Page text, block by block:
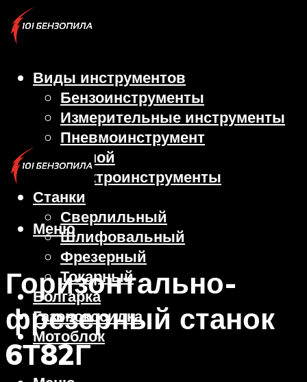
Виды инструментов
Бензоинструменты
Измерительные инструменты
Пневмоинструмент
Ручной
Электроинструменты
Станки
Сверлильный
Шлифовальный
Фрезерный
Токарный
Болгарка
Газонокосилка
Мотоблок
Меню
Горизонтально-
фрезерный станок
6Т82Г